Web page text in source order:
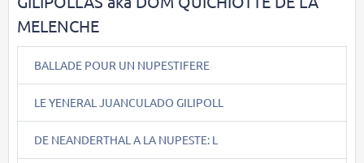
MELENCHE
BALLADE POUR UN NUPESTIFERE
LE YENERAL JUANCULADO GILIPOLL
DE NEANDERTHAL A LA NUPESTE: L